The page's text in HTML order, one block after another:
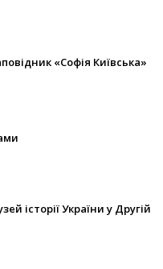
«Софія Київська»
історії України у Другій